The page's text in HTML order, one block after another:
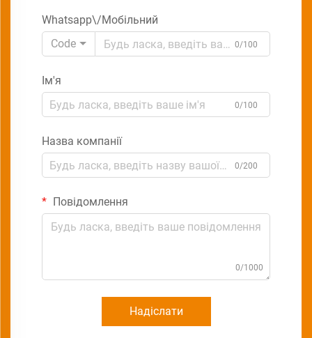
Whatsapp\/Мобільний
Code
0/100
Ім'я
0/100
Назва компанії
0/200
Повідомлення
0/1000
Надіслати